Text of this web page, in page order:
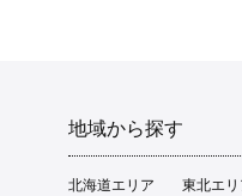
地域から探す
北海道エリア 東北エリ